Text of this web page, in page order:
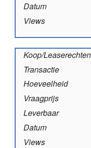
Datum
Views
Koop/Leaserechten
Transactie
Hoeveelheid
Vraagprijs
Leverbaar
Datum
Views